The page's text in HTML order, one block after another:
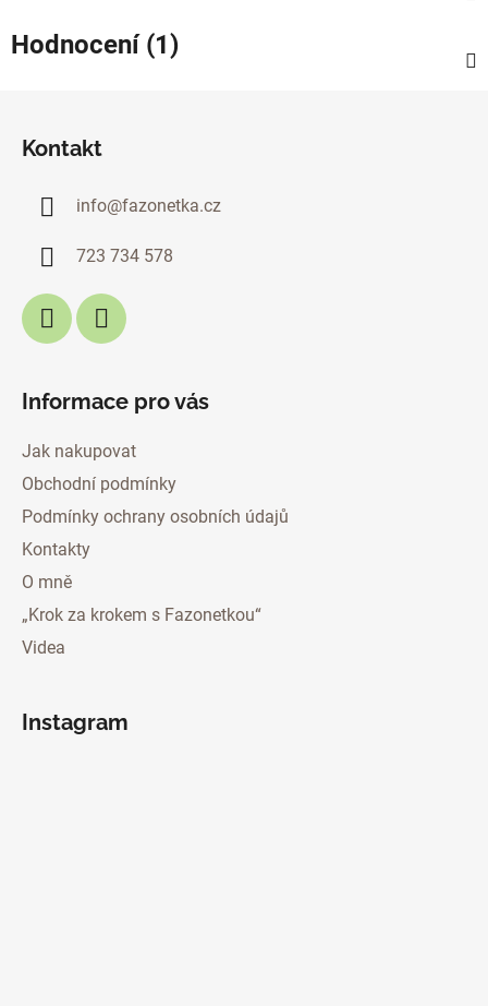
Hodnocení (1)
Kontakt
info@fazonetka.cz
723 734 578
Informace pro vás
Jak nakupovat
Obchodní podmínky
Podmínky ochrany osobních údajů
Kontakty
O mně
„Krok za krokem s Fazonetkou“
Videa
Instagram